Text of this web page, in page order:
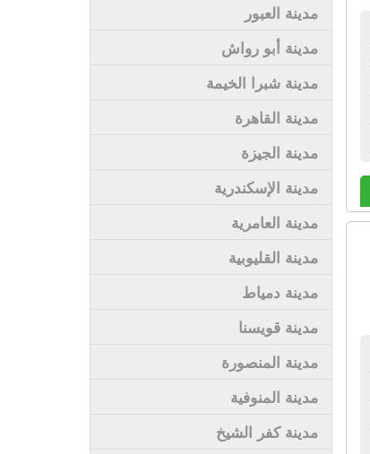
مدينة العبور
مدينة أبو رواش
مدينة شبرا الخيمة
مدينة القاهرة
مدينة الجيزة
مدينة الإسكندرية
مدينة العامرية
مدينة القليوبية
مدينة دمياط
مدينة قويسنا
مدينة المنصورة
مدينة المنوفية
مدينة كفر الشيخ